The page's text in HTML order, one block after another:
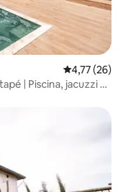
4,77 de uma
4,77 (26)
| Piscina, jacuzzi e